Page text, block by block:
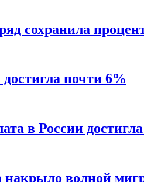
сохранила
почти 6%
в России
волной